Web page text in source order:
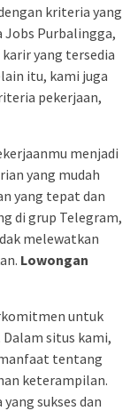
kriteria yang
Jobs Purbalingga,
yang tersedia
itu, kami juga
pekerjaan,
menjadi
yang mudah
yang tepat dan
di grup Telegram,
melewatkan
Lowongan
untuk
situs kami,
tentang
keterampilan.
sukses dan